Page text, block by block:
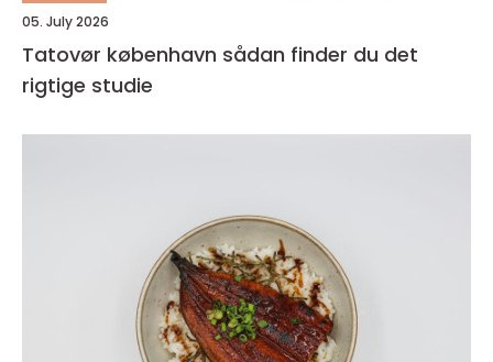
05. July 2026
Tatovør københavn sådan finder du det
rigtige studie